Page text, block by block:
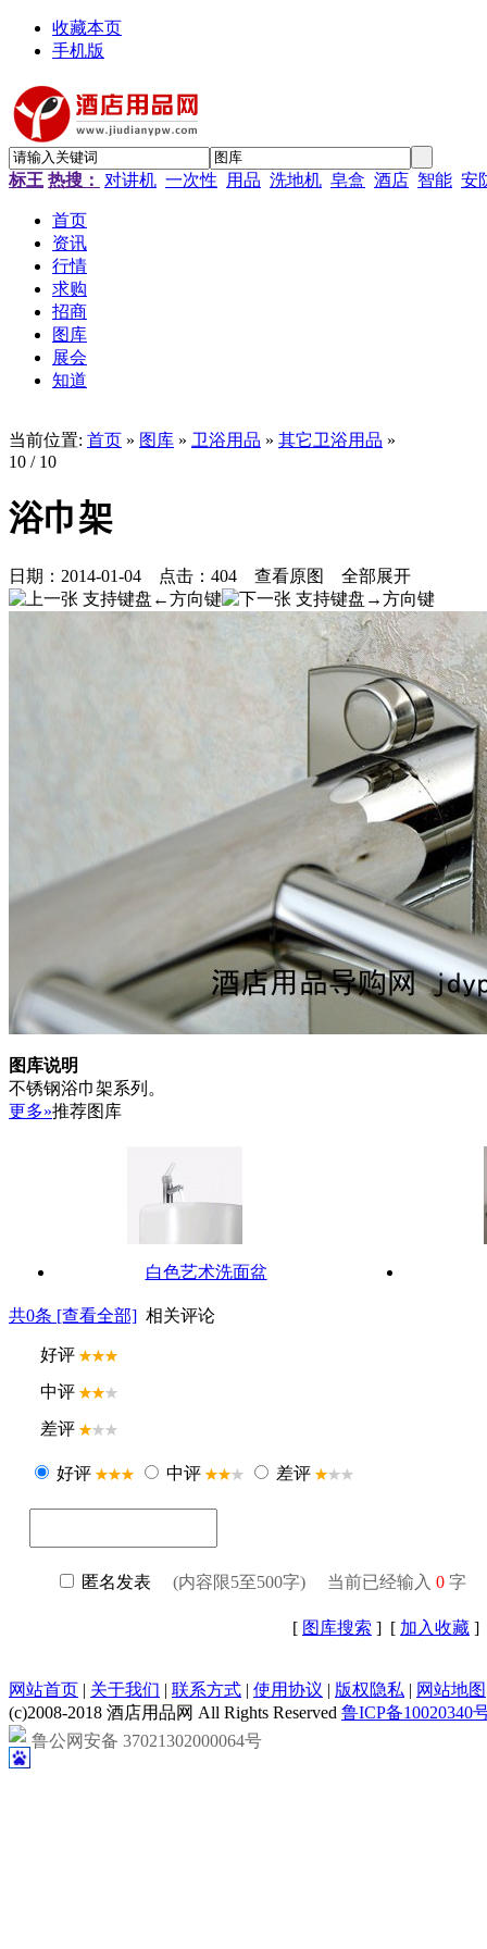
收藏本页
手机版
标王 热搜： 对讲机 一次性 用品 洗地机 皂盒 酒店 智能 安
首页
资讯
行情
求购
招商
图库
展会
知道
当前位置: 首页 » 图库 » 卫浴用品 » 其它卫浴用品 »
10 / 10
浴巾架
日期： 2014-01-04 点击： 404 查看原图 全部展开
图库说明
不锈钢浴巾架系列。
更多»推荐图库
白色艺术洗面盆
共0条 [查看全部] 相关评论
[ 图库搜索 ] [ 加入收藏 ]
网站首页 | 关于我们 | 联系方式 | 使用协议 | 版权隐私 | 网站地图
(c)2008-2018 酒店用品网 All Rights Reserved 鲁ICP备10020340
鲁公网安备 37021302000064号